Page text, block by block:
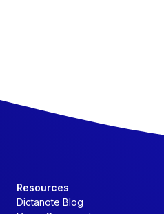
Resources
Dictanote Blog